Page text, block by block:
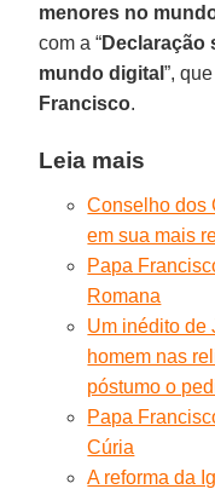
menores no
com a “Declaração
mundo digital”,
Francisco.
Leia mais
Conselho dos
em sua mais
Papa
Romana
Um inédito de
homem nas
póstumo o
Papa
Cúria
A reforma da